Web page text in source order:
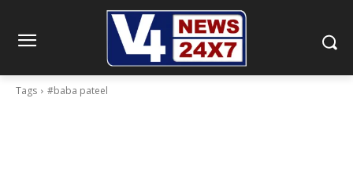
Tags #baba pateel